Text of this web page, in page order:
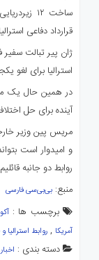
ساخت ۱۲
قرارداد دفاعی
ژان پیر تبالت سفیر
استرالیا برای لغو
در همین حال یک
آینده برای حل
مریس پین وزیر
و امیدوار است
روابط دو جانبه
منبع: بی‌بی‌سی فارسی
برچسب ها :
آمریکا , روابط استرالیا
دسته بندی : اخبار